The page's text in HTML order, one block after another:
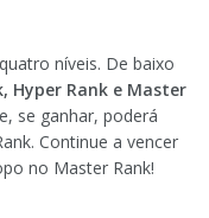
os Pokémon, que
O tipo de Pokéblock
de Berrys que
as suas condições